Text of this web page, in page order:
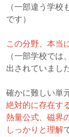
（一部違う学
です）
この分野、本当
（一部学校では
出されていまし
確かに難しい単
絶対的に存在す
熱量公式、磁界
しっかりと理解